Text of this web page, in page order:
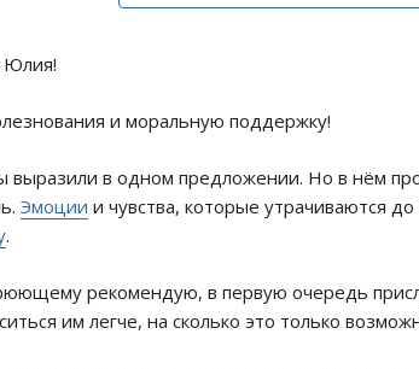
Юлия!
и моральную поддержку!
выразили в одном предложении. Но в нём
Эмоции и чувства, которые утрачиваются
.
рекомендую, в первую очередь
им легче, на сколько это только